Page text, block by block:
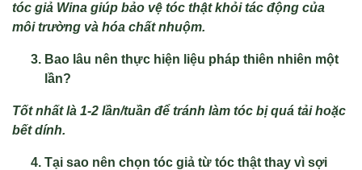
tóc giả Wina giúp bảo vệ tóc thật khỏi tác động của
môi trường và hóa chất nhuộm.
Bao lâu nên thực hiện liệu pháp thiên nhiên một
lần?
Tốt nhất là 1-2 lần/tuần để tránh làm tóc bị quá tải hoặc
bết dính.
Tại sao nên chọn tóc giả từ tóc thật thay vì sợi